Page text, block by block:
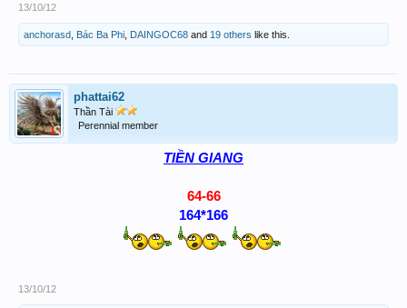
13/10/12
anchorasd Bác Ba Phi DAINGOC68 and 19 others like this.
phattai62
Thần Tài
Perennial member
TIỀN GIANG
64-66
164*166
13/10/12